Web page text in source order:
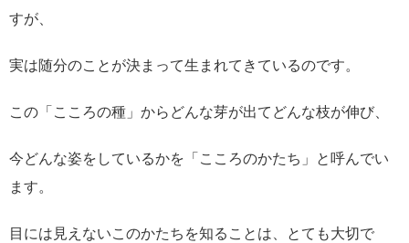
すが、
実は随分のことが決まって生まれてきているのです。
この「こころの種」からどんな芽が出てどんな枝が伸び、
今どんな姿をしているかを 「こころのかたち」と呼んでい
ます。
目には見えないこのかたちを知ることは、とても大切で